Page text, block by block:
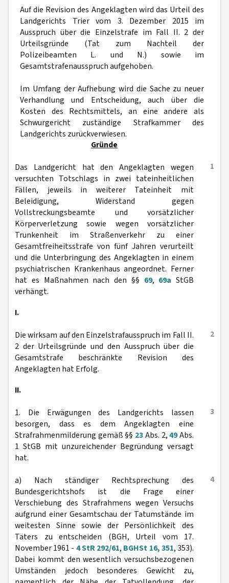
Auf die Revision des Angeklagten wird das Urteil des
Landgerichts Trier vom 3. Dezember 2015 im
Ausspruch über die Einzelstrafe im Fall II. 2 der
Urteilsgründe (Tat zum Nachteil der
Polizeibeamten L. und N.) sowie im
Gesamtstrafenausspruch aufgehoben.
Im Umfang der Aufhebung wird die Sache zu neuer
Verhandlung und Entscheidung, auch über die
Kosten des Rechtsmittels, an eine andere als
Schwurgericht zuständige Strafkammer des
Landgerichts zurückverwiesen.
Gründe
1
Das Landgericht hat den Angeklagten wegen
versuchten Totschlags in zwei tateinheitlichen
Fällen, jeweils in weiterer Tateinheit mit
Beleidigung, Widerstand gegen
Vollstreckungsbeamte und vorsätzlicher
Körperverletzung sowie wegen vorsätzlicher
Trunkenheit im Straßenverkehr zu einer
Gesamtfreiheitsstrafe von fünf Jahren verurteilt
und die Unterbringung des Angeklagten in einem
psychiatrischen Krankenhaus angeordnet. Ferner
hat es Maßnahmen nach den §§ 69, 69a StGB
verhängt.
I.
2
Die wirksam auf den Einzelstrafausspruch im Fall II.
2 der Urteilsgründe und den Ausspruch über die
Gesamtstrafe beschränkte Revision des
Angeklagten hat Erfolg.
II.
3
1. Die Erwägungen des Landgerichts lassen
besorgen, dass es dem Angeklagten eine
Strafrahmenmilderung gemäß §§ 23Abs. 2,49Abs.
1 StGB mit unzureichender Begründung versagt
hat.
4
a) Nach ständiger Rechtsprechung des
Bundesgerichtshofs ist die Frage einer
Verschiebung des Strafrahmens wegen Versuchs
aufgrund einer Gesamtschau der Tatumstände im
weitesten Sinne sowie der Persönlichkeit des
Täters zu entscheiden (BGH, Urteil vom 17.
November 1961 - 4 StR 292/61, BGHSt 16, 351, 353).
Dabei kommt den wesentlich versuchsbezogenen
Umständen jedoch besonderes Gewicht zu,